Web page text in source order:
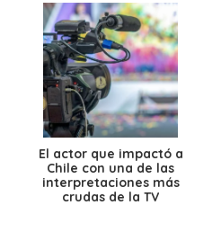
El actor que impactó a
Chile con una de las
interpretaciones más
crudas de la TV